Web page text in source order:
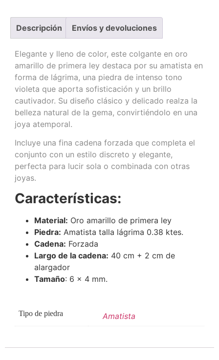
Descripción Envíos y devoluciones
Elegante y lleno de color, este colgante en oro
amarillo de primera ley destaca por su amatista en
forma de lágrima, una piedra de intenso tono
violeta que aporta sofisticación y un brillo
cautivador. Su diseño clásico y delicado realza la
belleza natural de la gema, convirtiéndolo en una
joya atemporal.
Incluye una fina cadena forzada que completa el
conjunto con un estilo discreto y elegante,
perfecta para lucir sola o combinada con otras
joyas.
Características:
Material: Oro amarillo de primera ley
Piedra: Amatista talla lágrima 0.38 ktes.
Cadena: Forzada
Largo de la cadena: 40 cm + 2 cm de
alargador
Tamaño: 6 x 4 mm.
Tipo de piedra Amatista